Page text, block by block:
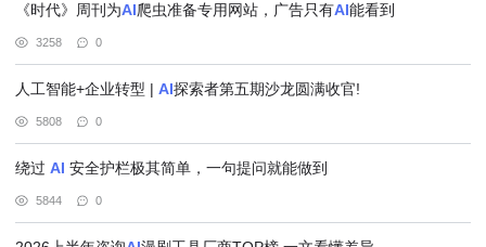
《时代》周刊为AI爬虫准备专用网站，广告只有AI能看到
3258 0
人工智能+企业转型 | AI探索者第五期沙龙圆满收官!
5808 0
绕过 AI 安全护栏极其简单，一句提问就能做到
5844 0